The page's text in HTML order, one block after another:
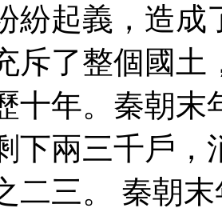
紛起義，造成
斥了整個國
十年。秦朝末
下兩三千戶
二三。 秦朝